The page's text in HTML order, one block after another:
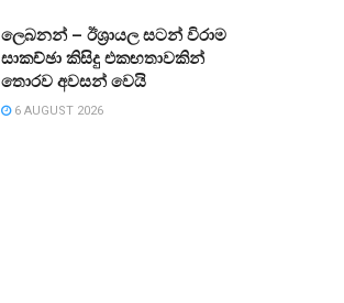
ලෙබනන් – ඊශ්‍රායල සටන් විරාම
සාකච්ඡා කිසිදු එකඟතාවකින්
තොරව අවසන් වෙයි
6 AUGUST 2026